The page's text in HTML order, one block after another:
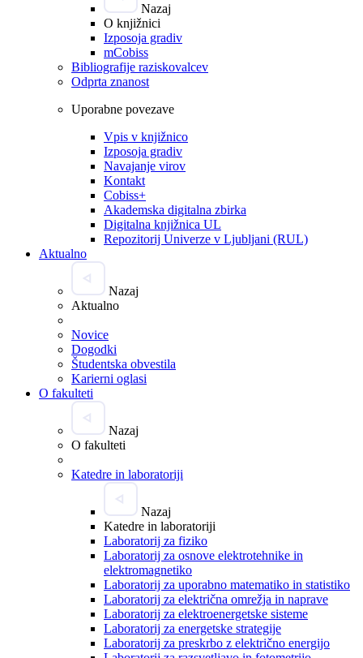
Nazaj
O knjižnici
Izposoja gradiv
mCobiss
Bibliografije raziskovalcev
Odprta znanost
Uporabne povezave
Vpis v knjižnico
Izposoja gradiv
Navajanje virov
Kontakt
Cobiss+
Akademska digitalna zbirka
Digitalna knjižnica UL
Repozitorij Univerze v Ljubljani (RUL)
Aktualno
Nazaj
Aktualno
Novice
Dogodki
Študentska obvestila
Karierni oglasi
O fakulteti
Nazaj
O fakulteti
Katedre in laboratoriji
Nazaj
Katedre in laboratoriji
Laboratorij za fiziko
Laboratorij za osnove elektrotehnike in
elektromagnetiko
Laboratorij za uporabno matematiko in statistiko
Laboratorij za električna omrežja in naprave
Laboratorij za elektroenergetske sisteme
Laboratorij za energetske strategije
Laboratorij za preskrbo z električno energijo